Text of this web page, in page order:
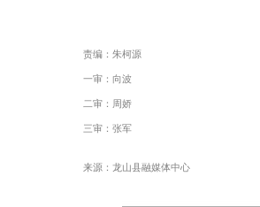
责编：朱柯源
一审：向波
二审：周娇
三审：张军
来源：龙山县融媒体中心